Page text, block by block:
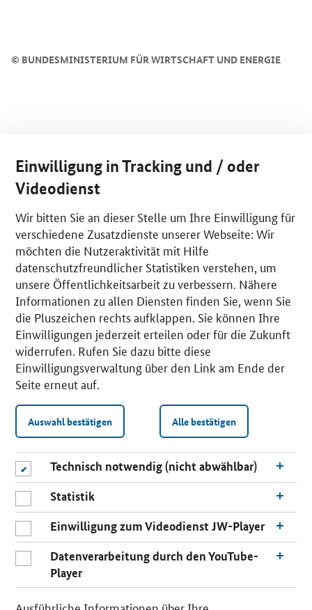
n
© BUNDESMINISTERIUM FÜR WIRTSCHAFT UND ENERGIE
Einwilligung in Tracking und / oder
Videodienst
Wir bitten Sie an dieser Stelle um Ihre Einwilligung für
verschiedene Zusatzdienste unserer Webseite: Wir
möchten die Nutzeraktivität mit Hilfe
datenschutzfreundlicher Statistiken verstehen, um
unsere Öffentlichkeitsarbeit zu verbessern. Nähere
Informationen zu allen Diensten finden Sie, wenn Sie
die Pluszeichen rechts aufklappen. Sie können Ihre
Einwilligungen jederzeit erteilen oder für die Zukunft
widerrufen. Rufen Sie dazu bitte diese
Einwilligungsverwaltung über den Link am Ende der
Seite erneut auf.
Auswahl bestätigen Alle bestätigen
Technisch notwendig (nicht abwählbar)
Statistik
Einwilligung zum Videodienst JW-Player
Datenverarbeitung durch den YouTube-
Player